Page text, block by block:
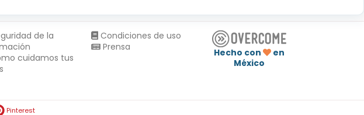
de la
cuidamos tus
Condiciones de uso
Prensa
Hecho con
en
México
Pinterest